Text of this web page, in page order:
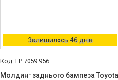
Залишилось 46 днів
FP 7059 956
Молдинг заднього бампера Toyota